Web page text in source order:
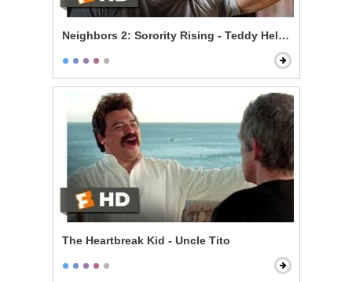
Neighbors 2: Sorority Rising - Teddy Helps the Girls
The Heartbreak Kid - Uncle Tito